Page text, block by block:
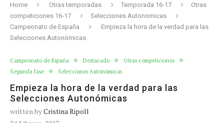
Home Otras temporadas Temporada 16-17
Otras
competiciones 16-17
Selecciones Autonomicas
Campeonato de España
Empieza la hora de la verdad para las
Selecciones Autonómicas
Campeonato de España Destacado
Otras competiciones
Segunda fase
Selecciones Autonómicas
Empieza la hora de la verdad para las
Selecciones Autonómicas
written byCristina Ripoll